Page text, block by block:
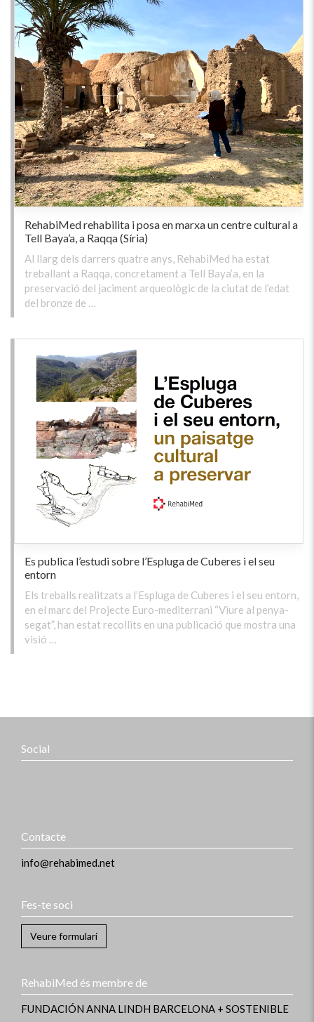
RehabiMed rehabilita i posa en marxa un centre cultural a
Tell Baya’a, a Raqqa (Síria)
Al llarg dels darrers quatre anys, RehabiMed ha estat
treballant a Raqqa, concretament a Tell Baya’a, en la
preservació del jaciment arqueològic de la ciutat de l’edat
del bronze de …
Es publica l’estudi sobre l’Espluga de Cuberes i el seu
entorn
Els treballs realitzats a l’Espluga de Cuberes i el seu entorn,
en el marc del Projecte Euro-mediterrani “Viure al penya-
segat”, han estat recollits en una publicació que mostra una
visió …
Social
Contacte
info@rehabimed.net
Fes-te soci
Veure formulari
RehabiMed és membre de
FUNDACIÓN ANNA LINDH BARCELONA + SOSTENIBLE